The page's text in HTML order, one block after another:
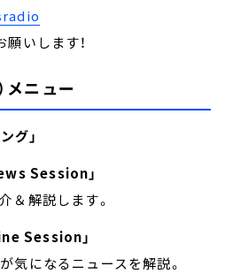
いします！
メニュー
グ」
Session」
＆解説します。
Session」
気になるニュースを解説。